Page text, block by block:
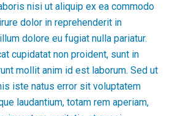
nisi ut aliquip ex ea commodo
dolor in reprehenderit in
dolore eu fugiat nulla pariatur.
cupidatat non proident, sunt in
mollit anim id est laborum. Sed ut
iste natus error sit voluptatem
laudantium, totam rem aperiam,